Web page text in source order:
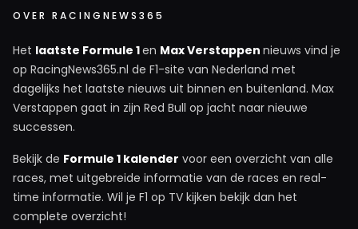
OVER RACINGNEWS365
Het laatste Formule 1en Max Verstappen nieuws vind je
op RacingNews365.nl de F1-site van Nederland met
dagelijks het laatste nieuws uit binnen en buitenland. Max
Verstappen gaat in zijn Red Bull op jacht naar nieuwe
successen.
Bekijk de Formule 1 kalender voor een overzicht van alle
races, met uitgebreide informatie van de races en real-
time informatie. Wil je F1 op TV kijken bekijk dan het
complete overzicht!